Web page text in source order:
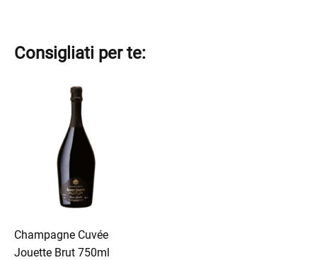
Consigliati per te:
Champagne Cuvée
Jouette Brut 750ml
Varianten
können
auf